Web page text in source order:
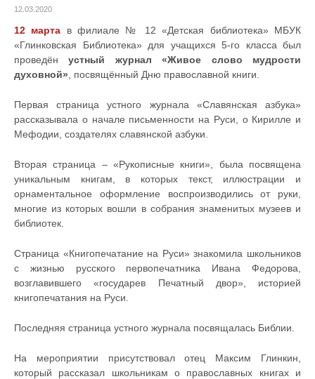
12.03.2020
12 марта в филиале № 12 «Детская библиотека» МБУК
«Глинковская Библиотека» для учащихся 5-го класса был
проведёнустный журнал «Живое слово мудрости
духовной» , посвящённый Дню православной книги.
Первая страница устного журнала «Славянская азбука»
рассказывала о начале письменности на Руси, о Кирилле и
Мефодии, создателях славянской азбуки.
Вторая страница – «Рукописные книги», была посвящена
уникальным книгам, в которых текст, иллюстрации и
орнаментальное оформление воспроизводились от руки,
многие из которых вошли в собрания знаменитых музеев и
библиотек.
Страница «Книгопечатание на Руси» знакомила школьников
с жизнью русского первопечатника Ивана Федорова,
возглавившего «государев Печатный двор», историей
книгопечатания на Руси.
Последняя страница устного журнала посвящалась Библии.
На мероприятии присутствовал отец Максим Глинкин,
который рассказал школьникам о православных книгах и